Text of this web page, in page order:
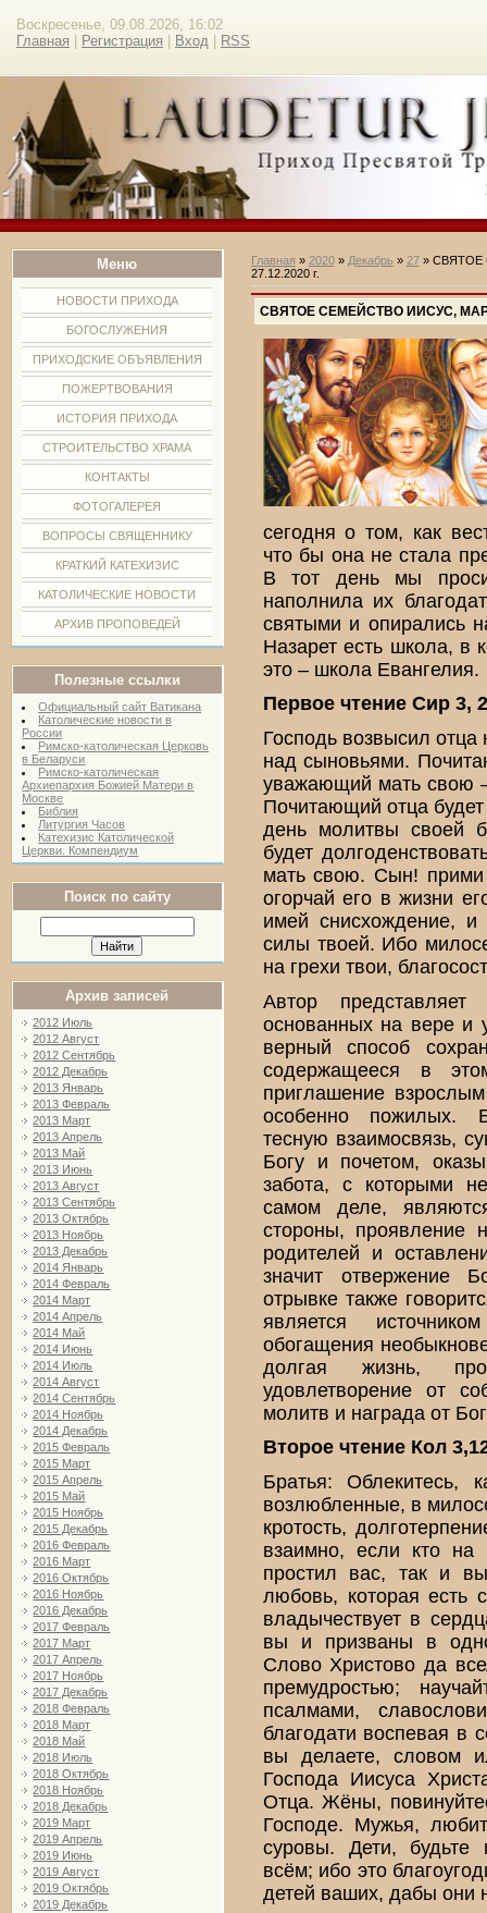
Воскресенье, 09.08.2026, 16:02
Главная
Регистрация Вход RSS
Меню
НОВОСТИ ПРИХОДА
БОГОСЛУЖЕНИЯ
ПРИХОДСКИЕ ОБЪЯВЛЕНИЯ
ПОЖЕРТВОВАНИЯ
ИСТОРИЯ ПРИХОДА
СТРОИТЕЛЬСТВО ХРАМА
КОНТАКТЫ
ФОТОГАЛЕРЕЯ
ВОПРОСЫ СВЯЩЕННИКУ
КРАТКИЙ КАТЕХИЗИС
КАТОЛИЧЕСКИЕ НОВОСТИ
АРХИВ ПРОПОВЕДЕЙ
Полезные ссылки
Официальный сайт Ватикана
Католические новости в
России
Римско-католическая Церковь
в Беларуси
Римско-католическая
Архиепархия Божией Матери в
Москве
Библия
Литургия Часов
Катехизис Католической
Церкви. Компендиум
Поиск по сайту
Архив записей
2012 Июль
2012 Август
2012 Сентябрь
2012 Декабрь
2013 Январь
2013 Февраль
2013 Март
2013 Апрель
2013 Май
2013 Июнь
2013 Август
2013 Сентябрь
2013 Октябрь
2013 Ноябрь
2013 Декабрь
2014 Январь
2014 Февраль
2014 Март
2014 Апрель
2014 Май
2014 Июнь
2014 Июль
2014 Август
2014 Сентябрь
2014 Ноябрь
2014 Декабрь
2015 Февраль
2015 Март
2015 Апрель
2015 Май
2015 Ноябрь
2015 Декабрь
2016 Февраль
2016 Март
2016 Октябрь
2016 Ноябрь
2016 Декабрь
2017 Февраль
2017 Март
2017 Апрель
2017 Ноябрь
2017 Декабрь
2018 Февраль
2018 Март
2018 Май
2018 Июль
2018 Октябрь
2018 Ноябрь
2018 Декабрь
2019 Март
2019 Апрель
2019 Июнь
2019 Август
2019 Октябрь
2019 Декабрь
Главная » 2020 » Декабрь » 27» СВЯТОЕ
27.12.2020 г.
СВЯТОЕ СЕМЕЙСТВО ИИСУС,
сегодня о том, как
что бы она не стала
В тот день мы
наполнила их
святыми и опирались
Назарет есть школа, в
это – школа Евангелия.
Первое чтение Сир 3,
Господь возвысил
над сыновьями.
уважающий мать свою
Почитающий отца
день молитвы своей
будет
мать свою. Сын! прими
огорчай его в жизни
имей снисхождение,
силы твоей. Ибо
на грехи твои,
Автор
основанных на вере и
верный способ
содержащееся в
приглашение
особенно пожилых.
тесную взаимосвязь,
Богу и почетом,
забота, с которыми
самом деле,
стороны, проявление
родителей и
значит отвержение
отрывке также
является
обогащения
долгая жизнь,
удовлетворение от
молитв и награда от
Второе чтение Кол
Братья: Облекитесь,
возлюбленные, в
кротость,
взаимно, если кто на
простил вас, так и
любовь, которая есть
владычествует в
вы и призваны в
Слово Христово да
премудростью;
псалмами,
благодати воспевая в
вы делаете, словом
Господа Иисуса
Отца. Жёны,
Господе. Мужья,
суровы. Дети,
всём; ибо это
детей ваших, дабы они